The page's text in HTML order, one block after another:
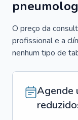
O preço da
profissional e a
nenhum tipo de
Agende